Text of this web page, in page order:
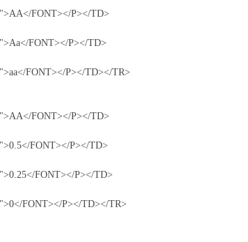
FONT></P></TD>
FONT></P></TD>
FONT></P></TD></TR>
FONT></P></TD>
FONT></P></TD>
FONT></P></TD>
FONT></P></TD></TR>